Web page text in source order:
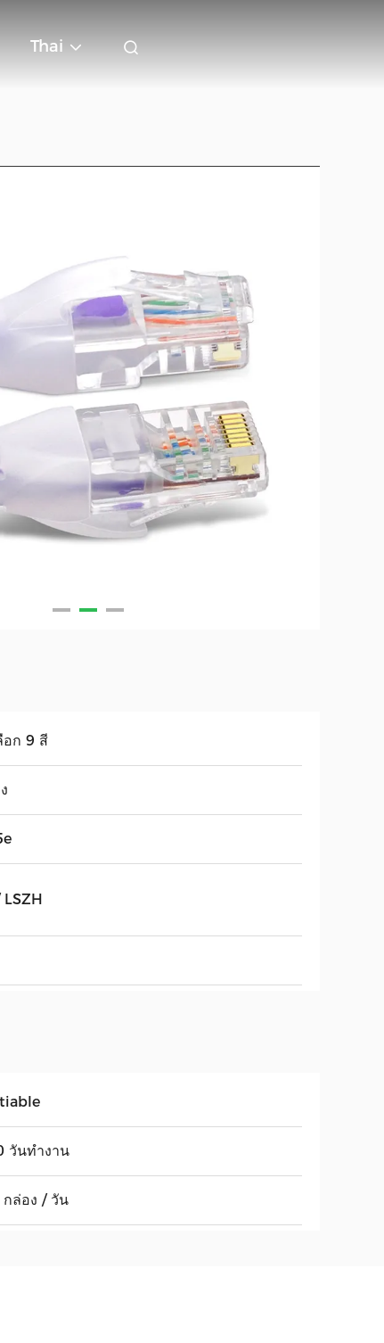
Thai
อก 9 สี
วันทำงาน
ล่อง / วัน